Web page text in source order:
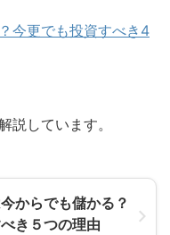
今更でも投資すべき4
説しています。
からでも儲かる？
き５つの理由